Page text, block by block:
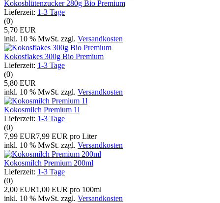
Kokosblütenzucker 280g Bio Premium
Lieferzeit: 1-3 Tage
(0)
5,70 EUR
inkl. 10 % MwSt. zzgl. Versandkosten
Kokosflakes 300g Bio Premium
Lieferzeit: 1-3 Tage
(0)
5,80 EUR
inkl. 10 % MwSt. zzgl. Versandkosten
Kokosmilch Premium 1l
Lieferzeit: 1-3 Tage
(0)
7,99 EUR7,99 EUR pro Liter
inkl. 10 % MwSt. zzgl. Versandkosten
Kokosmilch Premium 200ml
Lieferzeit: 1-3 Tage
(0)
2,00 EUR1,00 EUR pro 100ml
inkl. 10 % MwSt. zzgl. Versandkosten